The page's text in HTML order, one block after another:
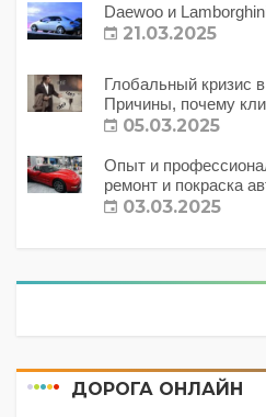
Daewoo и
21.03.2025
Глобальный кризис
Причины, почему
с этим делать?
05.03.2025
Опыт и
ремонт и покраска
03.03.2025
ДОРОГА ОНЛАЙН